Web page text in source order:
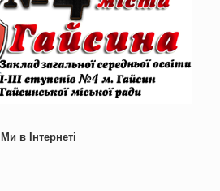
Ми в Інтернеті